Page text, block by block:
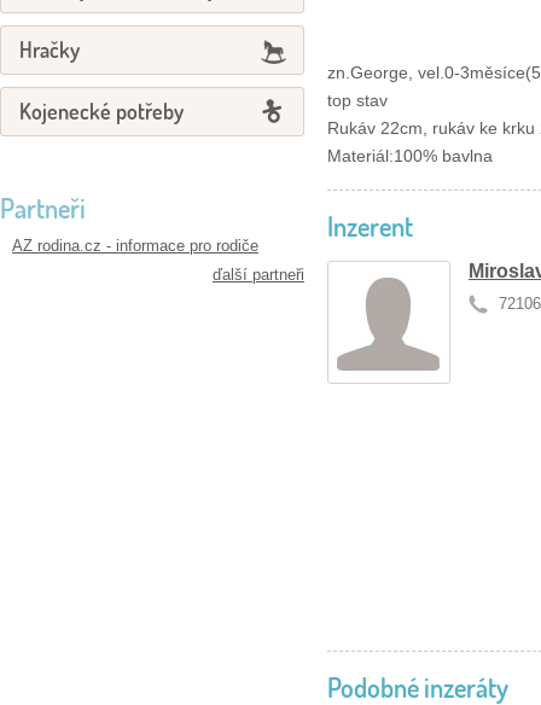
Hračky
Kojenecké potřeby
Partneři
AZ rodina.cz - informace pro rodiče
ďalší partneři
zn.George, vel.0-
top stav
Rukáv 22cm, rukáv ke
Materiál:100% bavlna
Inzerent
Podobné inzeráty